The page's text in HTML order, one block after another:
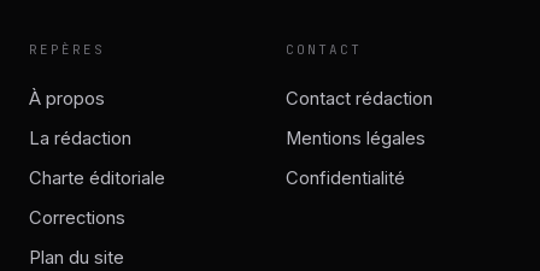
REPÈRES
À propos
La rédaction
Charte éditoriale
Corrections
Plan du site
CONTACT
Contact rédaction
Mentions légales
Confidentialité